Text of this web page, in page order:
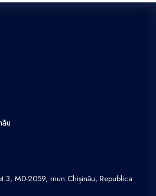
MD-2059, mun.Chișinău, Republica